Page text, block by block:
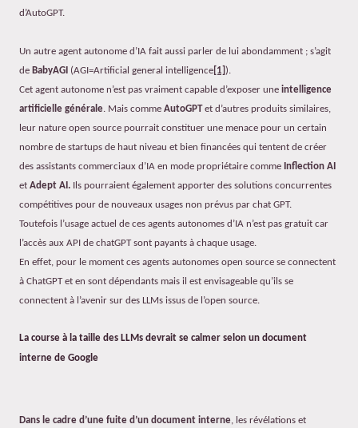
d’AutoGPT.
Un autre agent autonome d’IA fait aussi parler de lui abondamment ; s’agit
de BabyAGI (AGI=Artificial general intelligence[1]).
Cet agent autonome n’est pas vraiment capable d’exposer une intelligence
artificielle générale. Mais comme AutoGPTet d’autres produits similaires,
leur nature open source pourrait constituer une menace pour un certain
nombre de startups de haut niveau et bien financées qui tentent de créer
des assistants commerciaux d’IA en mode propriétaire comme Inflection AI
et Adept AI. Ils pourraient également apporter des solutions concurrentes
compétitives pour de nouveaux usages non prévus par chat GPT.
Toutefois l’usage actuel de ces agents autonomes d’IA n’est pas gratuit car
l’accès aux API de chatGPT sont payants à chaque usage.
En effet, pour le moment ces agents autonomes open source se connectent
à ChatGPT et en sont dépendants mais il est envisageable qu’ils se
connectent à l’avenir sur des LLMs issus de l’open source.
La course à la taille des LLMs devrait se calmer selon un document
interne de Google
Dans le cadre d’une fuite d’un document interne, les révélations et